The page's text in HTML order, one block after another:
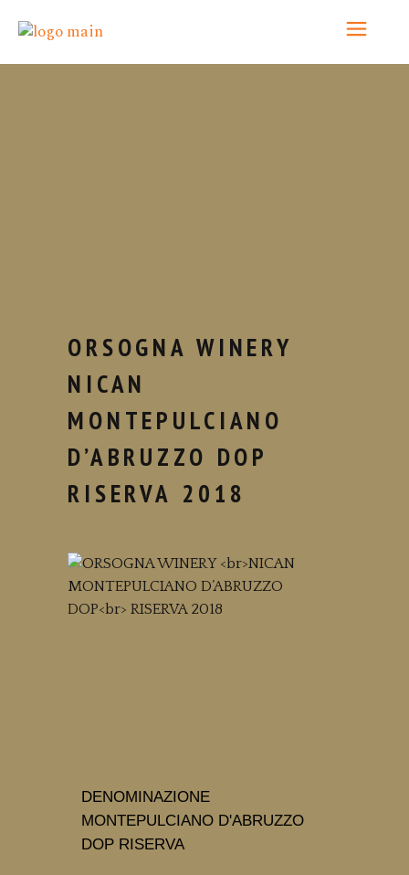
ORSOGNA WINERY
NICAN
MONTEPULCIANO
D’ABRUZZO DOP
RISERVA 2018
DENOMINAZIONE
MONTEPULCIANO D'ABRUZZO
DOP RISERVA